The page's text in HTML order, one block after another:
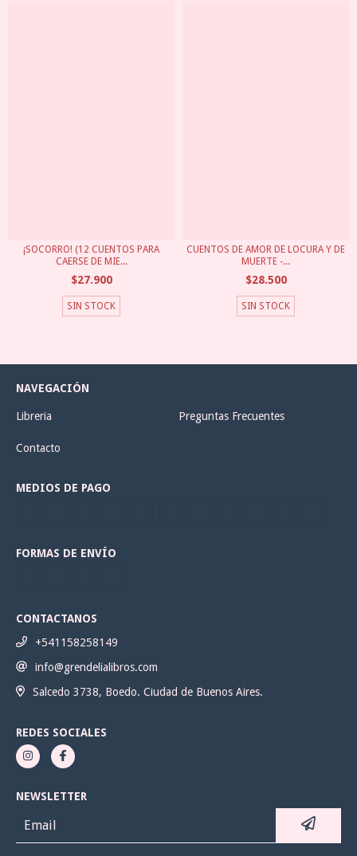
¡SOCORRO! (12 CUENTOS PARA
CAERSE DE MIE...
$27.900
SIN STOCK
CUENTOS DE AMOR DE LOCURA Y DE
MUERTE -...
$28.500
SIN STOCK
NAVEGACIÓN
Libreria Preguntas Frecuentes
Contacto
MEDIOS DE PAGO
FORMAS DE ENVÍO
CONTACTANOS
+541158258149
info@grendelialibros.com
Salcedo 3738, Boedo. Ciudad de Buenos Aires.
REDES SOCIALES
NEWSLETTER